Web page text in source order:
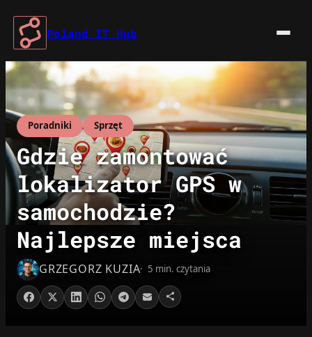
Przejdź
treści
Poland IT Hub
Poradniki Sprzęt
Gdzie zamontować
lokalizator GPS w
samochodzie?
Najlepsze miejsca
GRZEGORZ KUZIA 5 min. czytania